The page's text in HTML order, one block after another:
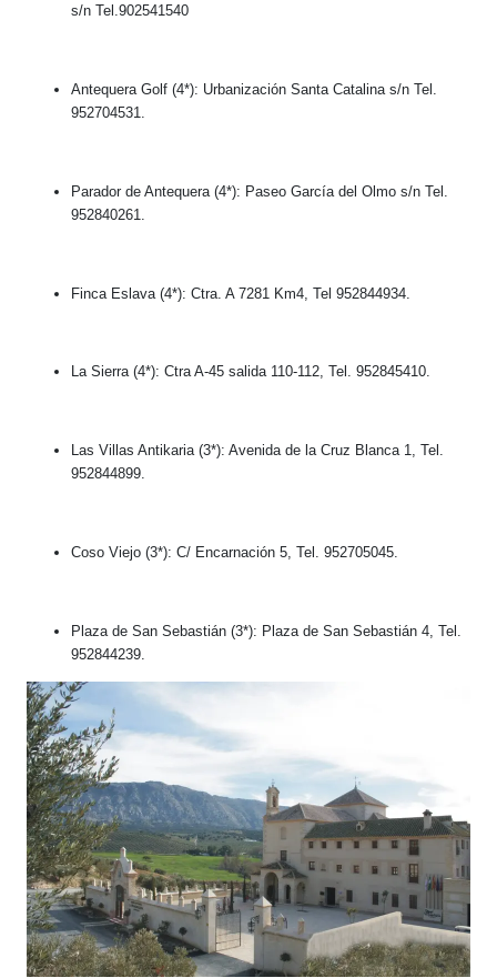
s/n Tel.902541540
Antequera Golf (4*): Urbanización Santa Catalina s/n Tel.
952704531.
Parador de Antequera (4*): Paseo García del Olmo s/n Tel.
952840261.
Finca Eslava (4*): Ctra. A 7281 Km4, Tel 952844934.
La Sierra (4*): Ctra A-45 salida 110-112, Tel. 952845410.
Las Villas Antikaria (3*): Avenida de la Cruz Blanca 1, Tel.
952844899.
Coso Viejo (3*): C/ Encarnación 5, Tel. 952705045.
Plaza de San Sebastián (3*): Plaza de San Sebastián 4, Tel.
952844239.